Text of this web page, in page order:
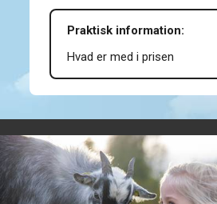
Praktisk information:
Hvad er med i prisen